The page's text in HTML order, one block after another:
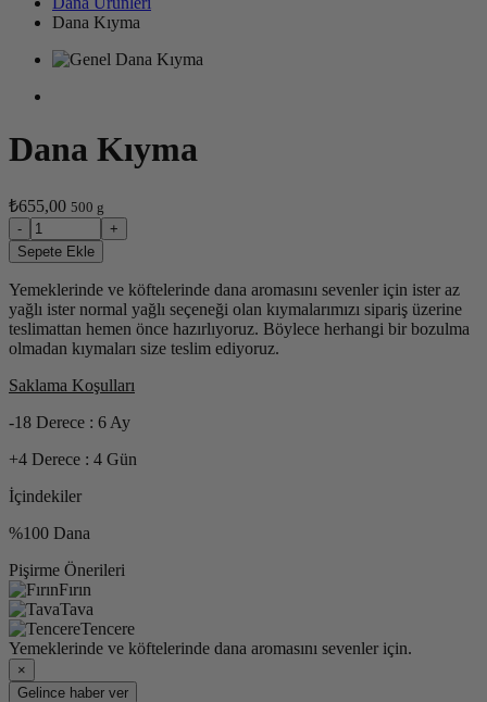
Dana Kıyma
Dana Kıyma
₺655,00 500 g
-
+
Sepete Ekle
Yemeklerinde ve köftelerinde dana aromasını sevenler için ister az
yağlı ister normal yağlı seçeneği olan kıymalarımızı sipariş üzerine
teslimattan hemen önce hazırlıyoruz. Böylece herhangi bir bozulma
olmadan kıymaları size teslim ediyoruz.
Saklama Koşulları
-18 Derece : 6 Ay
+4 Derece : 4 Gün
İçindekiler
%100 Dana
Pişirme Önerileri
Fırın
Tava
Tencere
Yemeklerinde ve köftelerinde dana aromasını sevenler için.
×
Gelince haber ver